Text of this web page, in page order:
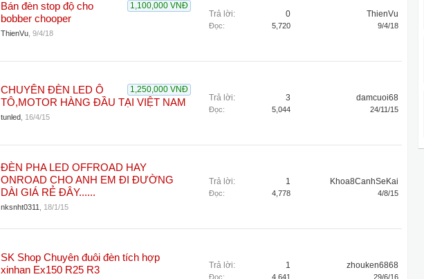
1,100,000 VNĐ
Bán đèn stop độ cho
bobber chooper
ThienVu 9/4/18
Trả lời: 0
Đọc: 5,720
ThienVu
9/4/18
1,250,000 VNĐ
CHUYÊN ĐÈN LED Ô
TÔ,MOTOR HÀNG ĐẦU TẠI VIỆT NAM
tunled 16/4/15
Trả lời: 3
Đọc: 5,044
damcuoi68
24/11/15
ĐÈN PHA LED OFFROAD HAY
ONROAD CHO ANH EM ĐI ĐƯỜNG
DÀI GIÁ RẺ ĐÂY......
nksnht0311 18/1/15
Trả lời: 1
Đọc: 4,778
Khoa8CanhSeKai
4/8/15
SK Shop Chuyên đuôi đèn tích hợp
xinhan Ex150 R25 R3
Trả lời: 1
Đọc: 4,641
zhouken6868
29/6/16